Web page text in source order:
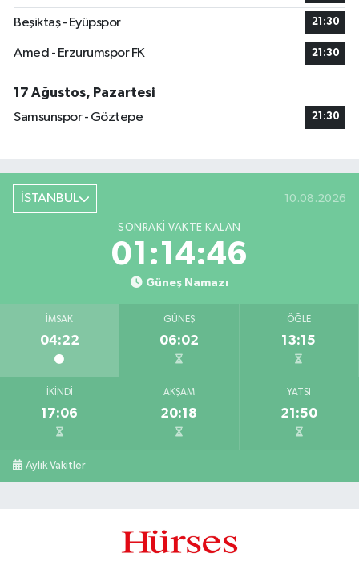
Beşiktaş - Eyüpspor 21:30
Amed - Erzurumspor FK 21:30
17 Ağustos, Pazartesi
Samsunspor - Göztepe
21:30
İSTANBUL 10.08.2026
SONRAKI VAKTE KALAN
01:14:45
Güneş Namazı
İMSAK
04:22
GÜNEŞ
06:02
ÖĞLE
13:15
İKINDI
17:06
AKŞAM
20:18
YATSI
21:50
Aylık Vakitler